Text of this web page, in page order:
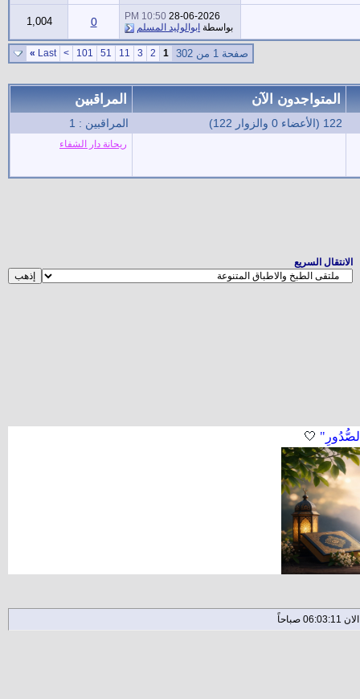
28-06-2026
10:50 PM
بواسطة ابوالوليد المسلم 0
1,004
صفحة 1 من 302 1
2
3
11
51
101
>
Last
»
المتواجدون الآن المراقبين
122 (الأعضاء 0 والزوار 122) المراقبين : 1
ريحانة دار الشفاء
الانتقال السريع
🤍